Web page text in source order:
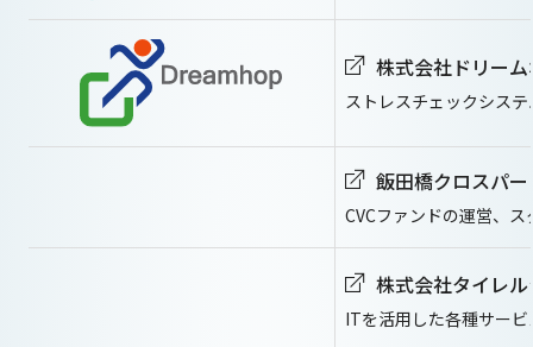
株式会社ドリー
ストレスチェックシス
飯田橋クロスパ
CVCファンドの運営、
株式会社タイレ
ITを活用した各種サー